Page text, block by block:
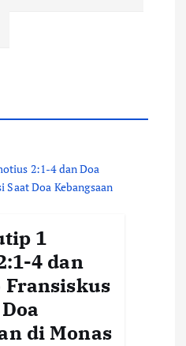
1
4 dan
Fransiskus
di Monas